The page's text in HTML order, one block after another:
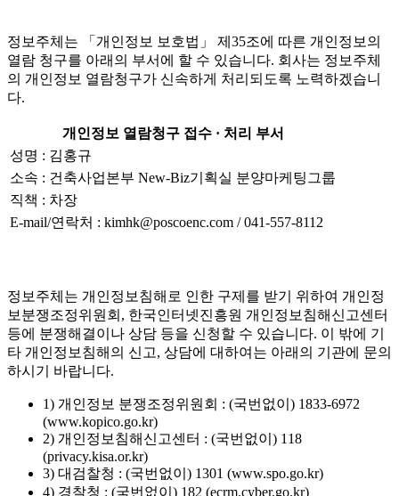
정보주체는 「개인정보 보호법」 제35조에 따른 개인정보의
열람 청구를 아래의 부서에 할 수 있습니다. 회사는 정보주체
의 개인정보 열람청구가 신속하게 처리되도록 노력하겠습니
다.
개인정보 열람청구 접수 · 처리 부서
성명 : 김홍규
소속 : 건축사업본부 New-Biz기획실 분양마케팅그룹
직책 : 차장
E-mail/연락처 : kimhk@poscoenc.com / 041-557-8112
정보주체는 개인정보침해로 인한 구제를 받기 위하여 개인정
보분쟁조정위원회, 한국인터넷진흥원 개인정보침해신고센터
등에 분쟁해결이나 상담 등을 신청할 수 있습니다. 이 밖에 기
타 개인정보침해의 신고, 상담에 대하여는 아래의 기관에 문의
하시기 바랍니다.
1) 개인정보 분쟁조정위원회 : (국번없이) 1833-6972
(www.kopico.go.kr)
2) 개인정보침해신고센터 : (국번없이) 118
(privacy.kisa.or.kr)
3) 대검찰청 : (국번없이) 1301 (www.spo.go.kr)
4) 경찰청 : (국번없이) 182 (ecrm.cyber.go.kr)